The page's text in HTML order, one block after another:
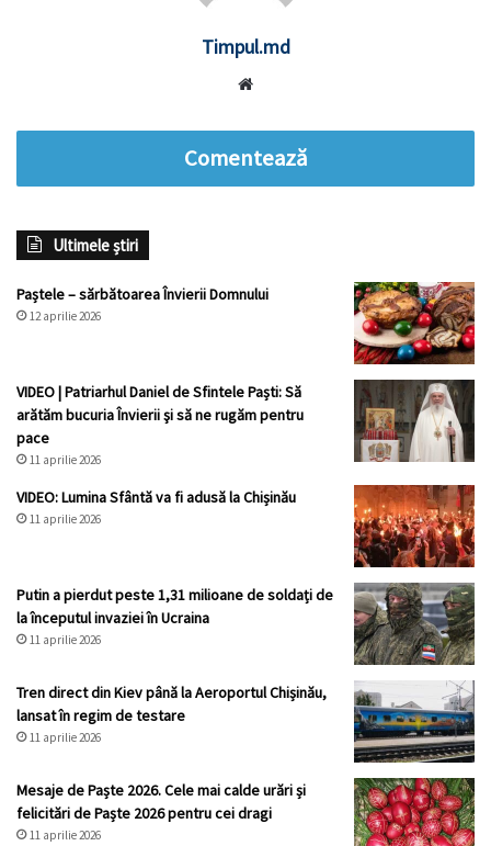
Timpul.md
Comentează
Ultimele știri
Paștele – sărbătoarea Învierii Domnului
12 aprilie 2026
VIDEO | Patriarhul Daniel de Sfintele Paști: Să
arătăm bucuria Învierii şi să ne rugăm pentru
pace
11 aprilie 2026
VIDEO: Lumina Sfântă va fi adusă la Chișinău
11 aprilie 2026
Putin a pierdut peste 1,31 milioane de soldați de
la începutul invaziei în Ucraina
11 aprilie 2026
Tren direct din Kiev până la Aeroportul Chișinău,
lansat în regim de testare
11 aprilie 2026
Mesaje de Paște 2026. Cele mai calde urări și
felicitări de Paște 2026 pentru cei dragi
11 aprilie 2026